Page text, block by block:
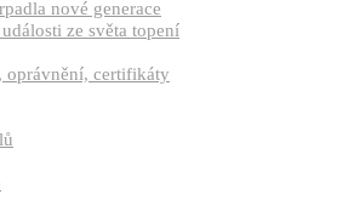
nové generace
ze světa topení
oprávnění, certifikáty